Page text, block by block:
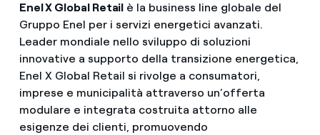
Enel X Global Retail è la business line globale del
Gruppo Enel per i servizi energetici avanzati.
Leader mondiale nello sviluppo di soluzioni
innovative a supporto della transizione energetica,
Enel X Global Retail si rivolge a consumatori,
imprese e municipalità attraverso un’offerta
modulare e integrata costruita attorno alle
esigenze dei clienti, promuovendo